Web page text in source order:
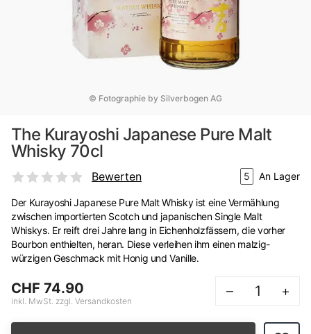
© Fotographie by Silverbogen AG
The Kurayoshi Japanese Pure Malt
Whisky 70cl
Bewerten 5 An Lager
Der Kurayoshi Japanese Pure Malt Whisky ist eine Vermählung
zwischen importierten Scotch und japanischen Single Malt
Whiskys. Er reift drei Jahre lang in Eichenholzfässern, die vorher
Bourbon enthielten, heran. Diese verleihen ihm einen malzig-
würzigen Geschmack mit Honig und Vanille.
CHF 74.90
inkl. MwSt. zzgl. Versandkosten
– +